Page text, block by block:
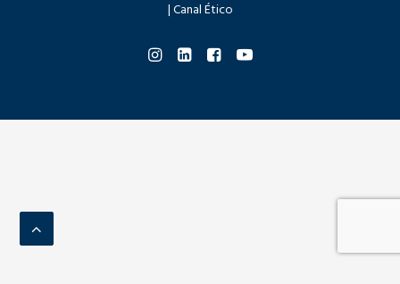
| Canal Ético